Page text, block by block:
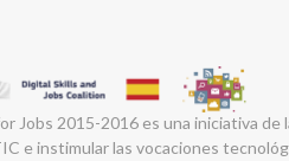
Jobs 2015-2016 es una iniciativa
e instimular las vocaciones